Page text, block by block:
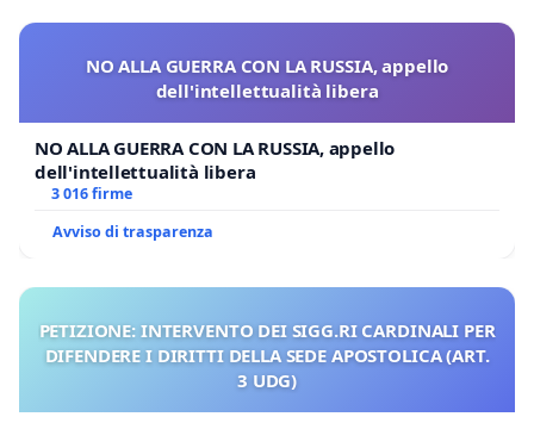
NO ALLA GUERRA CON LA RUSSIA, appello
dell'intellettualità libera
NO ALLA GUERRA CON LA RUSSIA, appello
dell'intellettualità libera
3 016 firme
Avviso di trasparenza
PETIZIONE: INTERVENTO DEI SIGG.RI CARDINALI PER
DIFENDERE I DIRITTI DELLA SEDE APOSTOLICA (ART.
3 UDG)